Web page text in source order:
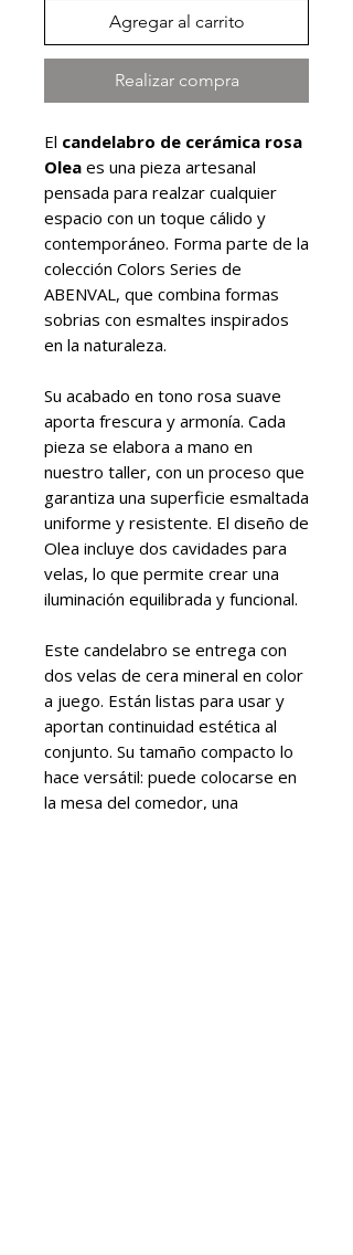
Agregar al carrito
Realizar compra
El candelabro de cerámica rosa
Olea es una pieza artesanal
pensada para realzar cualquier
espacio con un toque cálido y
contemporáneo. Forma parte de la
colección Colors Series de
ABENVAL, que combina formas
sobrias con esmaltes inspirados
en la naturaleza.
Su acabado en tono rosa suave
aporta frescura y armonía. Cada
pieza se elabora a mano en
nuestro taller, con un proceso que
garantiza una superficie esmaltada
uniforme y resistente. El diseño de
Olea incluye dos cavidades para
velas, lo que permite crear una
iluminación equilibrada y funcional.
Este candelabro se entrega con
dos velas de cera mineral en color
a juego. Están listas para usar y
aportan continuidad estética al
conjunto. Su tamaño compacto lo
hace versátil: puede colocarse en
la mesa del comedor, una